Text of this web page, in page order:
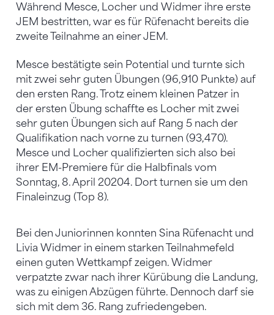
Während Mesce, Locher und Widmer ihre erste
JEM bestritten, war es für Rüfenacht bereits die
zweite Teilnahme an einer JEM.
Mesce bestätigte sein Potential und turnte sich
mit zwei sehr guten Übungen (96,910 Punkte) auf
den ersten Rang. Trotz einem kleinen Patzer in
der ersten Übung schaffte es Locher mit zwei
sehr guten Übungen sich auf Rang 5 nach der
Qualifikation nach vorne zu turnen (93,470).
Mesce und Locher qualifizierten sich also bei
ihrer EM-Premiere für die Halbfinals vom
Sonntag, 8. April 20204. Dort turnen sie um den
Finaleinzug (Top 8).
Bei den Juniorinnen konnten Sina Rüfenacht und
Livia Widmer in einem starken Teilnahmefeld
einen guten Wettkampf zeigen. Widmer
verpatzte zwar nach ihrer Kürübung die Landung,
was zu einigen Abzügen führte. Dennoch darf sie
sich mit dem 36. Rang zufriedengeben.